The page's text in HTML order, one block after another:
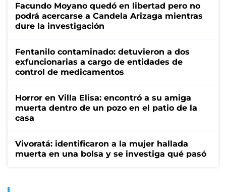
Facundo Moyano quedó en libertad pero no
podrá acercarse a Candela Arizaga mientras
dure la investigación
Fentanilo contaminado: detuvieron a dos
exfuncionarias a cargo de entidades de
control de medicamentos
Horror en Villa Elisa: encontró a su amiga
muerta dentro de un pozo en el patio de la
casa
Vivoratá: identificaron a la mujer hallada
muerta en una bolsa y se investiga qué pasó